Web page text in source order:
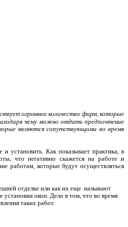
огромное количество фирм, которые
чему можно отдать предпочтение
являются сопутствующими во время
установить. Как показывает практика, в
что негативно скажется на работе и
работам, которые будут осуществляться
отделке или как их еще называют
окон. Дело в том, что во время
таких работ.